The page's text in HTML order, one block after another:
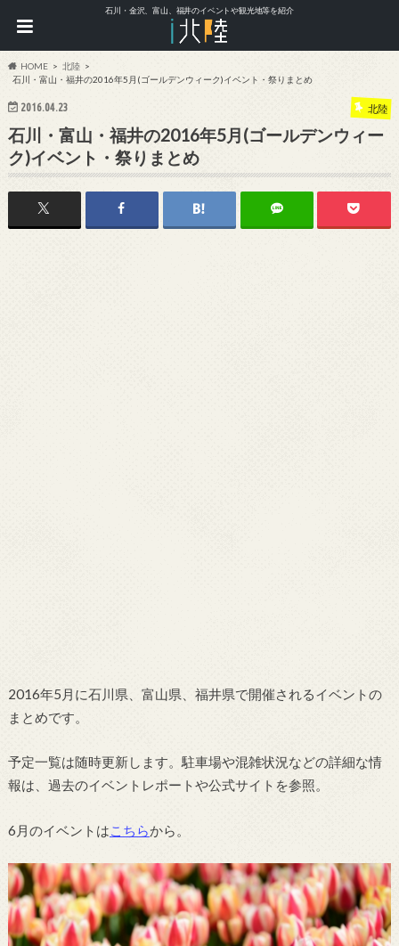
石川・金沢、富山、福井のイベントや観光地等を紹介
HOME
北陸
石川・富山・福井の2016年5月(ゴールデンウィーク)イベント・祭りまとめ
2016.04.23 北陸
石川・富山・福井の2016年5月(ゴールデンウィー
ク)イベント・祭りまとめ
2016年5月に石川県、富山県、福井県で開催されるイベントの
まとめです。
予定一覧は随時更新します。駐車場や混雑状況などの詳細な情
報は、過去のイベントレポートや公式サイトを参照。
6月のイベントはこちらから。